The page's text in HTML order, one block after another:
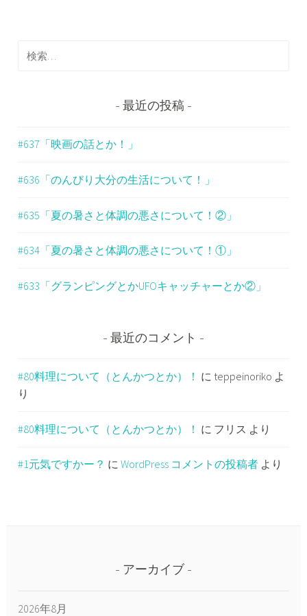
検
索
最近の投稿
#637「映画の話とか！」
#636「のんびり大分の生活について！」
#635「夏の暑さと体調の悪さについて！②」
#634「夏の暑さと体調の悪さについて！①」
#633「グランピングとかUFOキャッチャーとか②」
最近のコメント
#80料理について（とんかつとか）！ に teppeinoriko よ
り
#80料理について（とんかつとか）！ に フリス より
#1元気ですかー？ にWordPress コメントの投稿者 より
アーカイブ
2026年8月